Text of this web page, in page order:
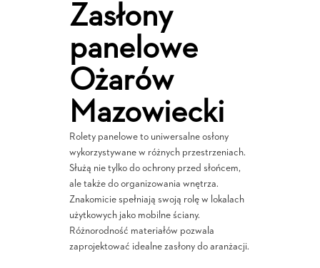
Zasłony
panelowe
Ożarów
Mazowiecki
Rolety panelowe to uniwersalne osłony
wykorzystywane w różnych przestrzeniach.
Służą nie tylko do ochrony przed słońcem,
ale także do organizowania wnętrza.
Znakomicie spełniają swoją rolę w lokalach
użytkowych jako mobilne ściany.
Różnorodność materiałów pozwala
zaprojektować idealne zasłony do aranżacji.